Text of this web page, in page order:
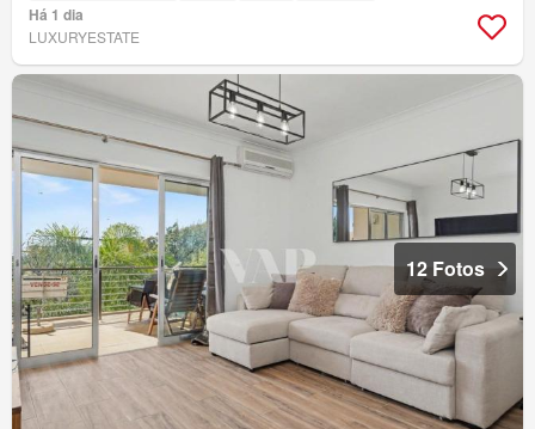
Há 1 dia
LUXURYESTATE
12 Fotos